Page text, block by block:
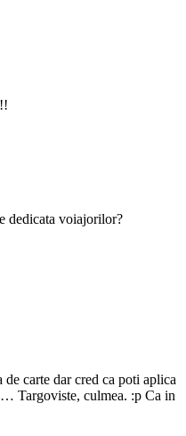
dedicata voiajorilor?
carte dar cred ca poti aplica
Targoviste, culmea. :p Ca in